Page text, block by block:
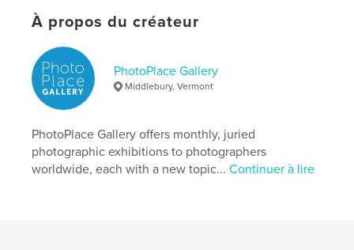
d'art et de photographie
Format choisi:
# de pages:
Date de publication:juin 16, 2026
LangueEnglish
Mots-clés
photography , sky , night
À propos du créateur
PhotoPlace Gallery
Middlebury, Vermont
PhotoPlace Gallery offers monthly, juried
photographic exhibitions to photographers
worldwide, each with a new topic...Continuer à lire